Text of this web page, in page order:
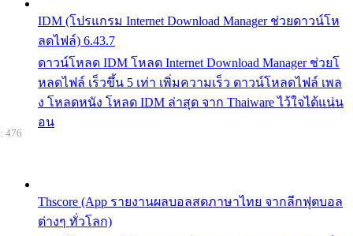
IDM (โปรแกรม Internet Download Manager ช่วยดาวน์โห
ลดไฟล์) 6.43.7
ดาวน์โหลด IDM โหลด Internet Download Manager ช่วยโ
หลดไฟล์ เร็วขึ้น 5 เท่า เพิ่มความเร็ว ดาวน์โหลดไฟล์ เพล
ง โหลดหนัง โหลด IDM ล่าสุด จาก Thaiware ไว้ใจได้แน่น
อน
Thscore (App รายงานผลบอลสดภาษาไทย จากลีกฟุตบอล
ต่างๆ ทั่วโลก)
476